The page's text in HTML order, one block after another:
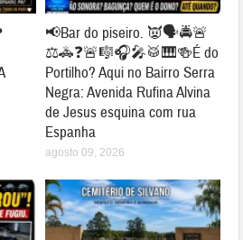
📢Bar do piseiro. 👿🗣🚔🚨
⚖🚓❓🚨🎼🎧🎤🥁🎹🍻É do
Portilho? Aqui no Bairro Serra
Negra: Avenida Rufina Alvina
de Jesus esquina com rua
Espanha
agosto 09, 2026